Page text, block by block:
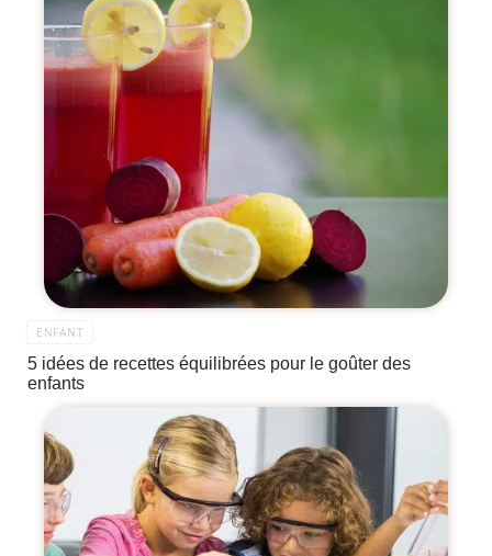
ENFANT
5 idées de recettes équilibrées pour le goûter des
enfants